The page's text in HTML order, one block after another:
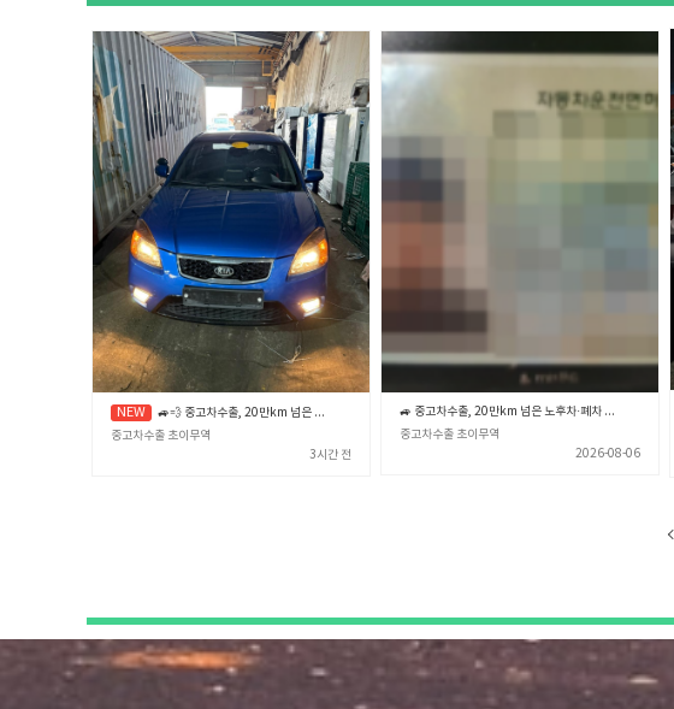
🚙💨 중고차수출, 20만km 넘은 노후차·폐차 직전 차량 제값 받고 파는 확실한 노하우 🎯✨ (중고차수출 초이무역)
중고차수출 초이무역
3시간 전
🚙 중고차수출, 20만km 넘은 노후차·폐차 직전 차량 제값 받고 파는 확실한 노하우 💡 (중고차수출 초이무역)
중고차수출 초이무역
2026-08-06